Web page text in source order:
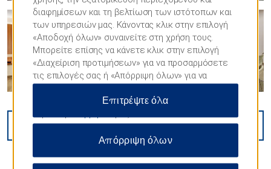
VIEW16PHOTOS
διαφημίσεων και τη βελτίωση των ιστότοπων και
των υπηρεσιών μας. Κάνοντας κλικ στην επιλογή
«Αποδοχή όλων» συναινείτε στη χρήση τους.
Μπορείτε επίσης να κάνετε κλικ στην επιλογή
«Διαχείριση προτιμήσεων» για να προσαρμόσετε
τις επιλογές σας ή «Απόρριψη όλων» για να
επιτρέψετε μόνο απαραίτητα cookies. Για
περισσότερες πληροφορίες, επισκεφθείτε τη
Επιτρέψτε όλα
Απόρριψη όλων